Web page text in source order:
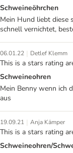
Schweineöhrchen
Mein Hund liebt diese
schnell vernichtet,
06.01.22 | Detlef Klemm
This is a stars rating
Schweineohren
Mein Benny wenn ich
aus
19.09.21 | Anja Kämper
This is a stars rating
Schweineohren/